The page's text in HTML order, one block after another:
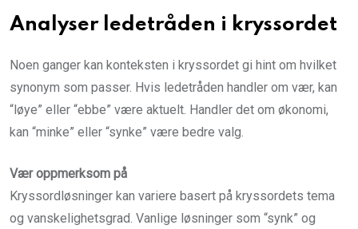
Analyser ledetråden i kryssordet
Noen ganger kan konteksten i kryssordet gi hint om hvilket
synonym som passer. Hvis ledetråden handler om vær, kan
“løye” eller “ebbe” være aktuelt. Handler det om økonomi,
kan “minke” eller “synke” være bedre valg.
Vær oppmerksom på
Kryssordløsninger kan variere basert på kryssordets tema
og vanskelighetsgrad. Vanlige løsninger som “synk” og